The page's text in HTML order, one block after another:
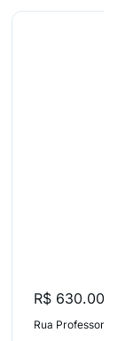
R$ 630.000